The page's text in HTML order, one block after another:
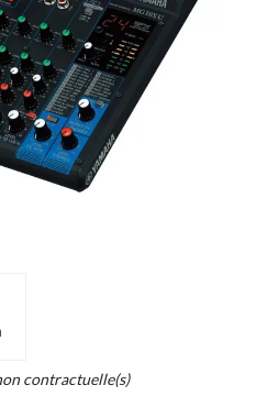
contractuelle(s)